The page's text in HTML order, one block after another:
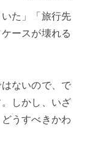
た」「旅行先
ースが壊れる
ないので、で
しかし、いざ
うすべきかわ